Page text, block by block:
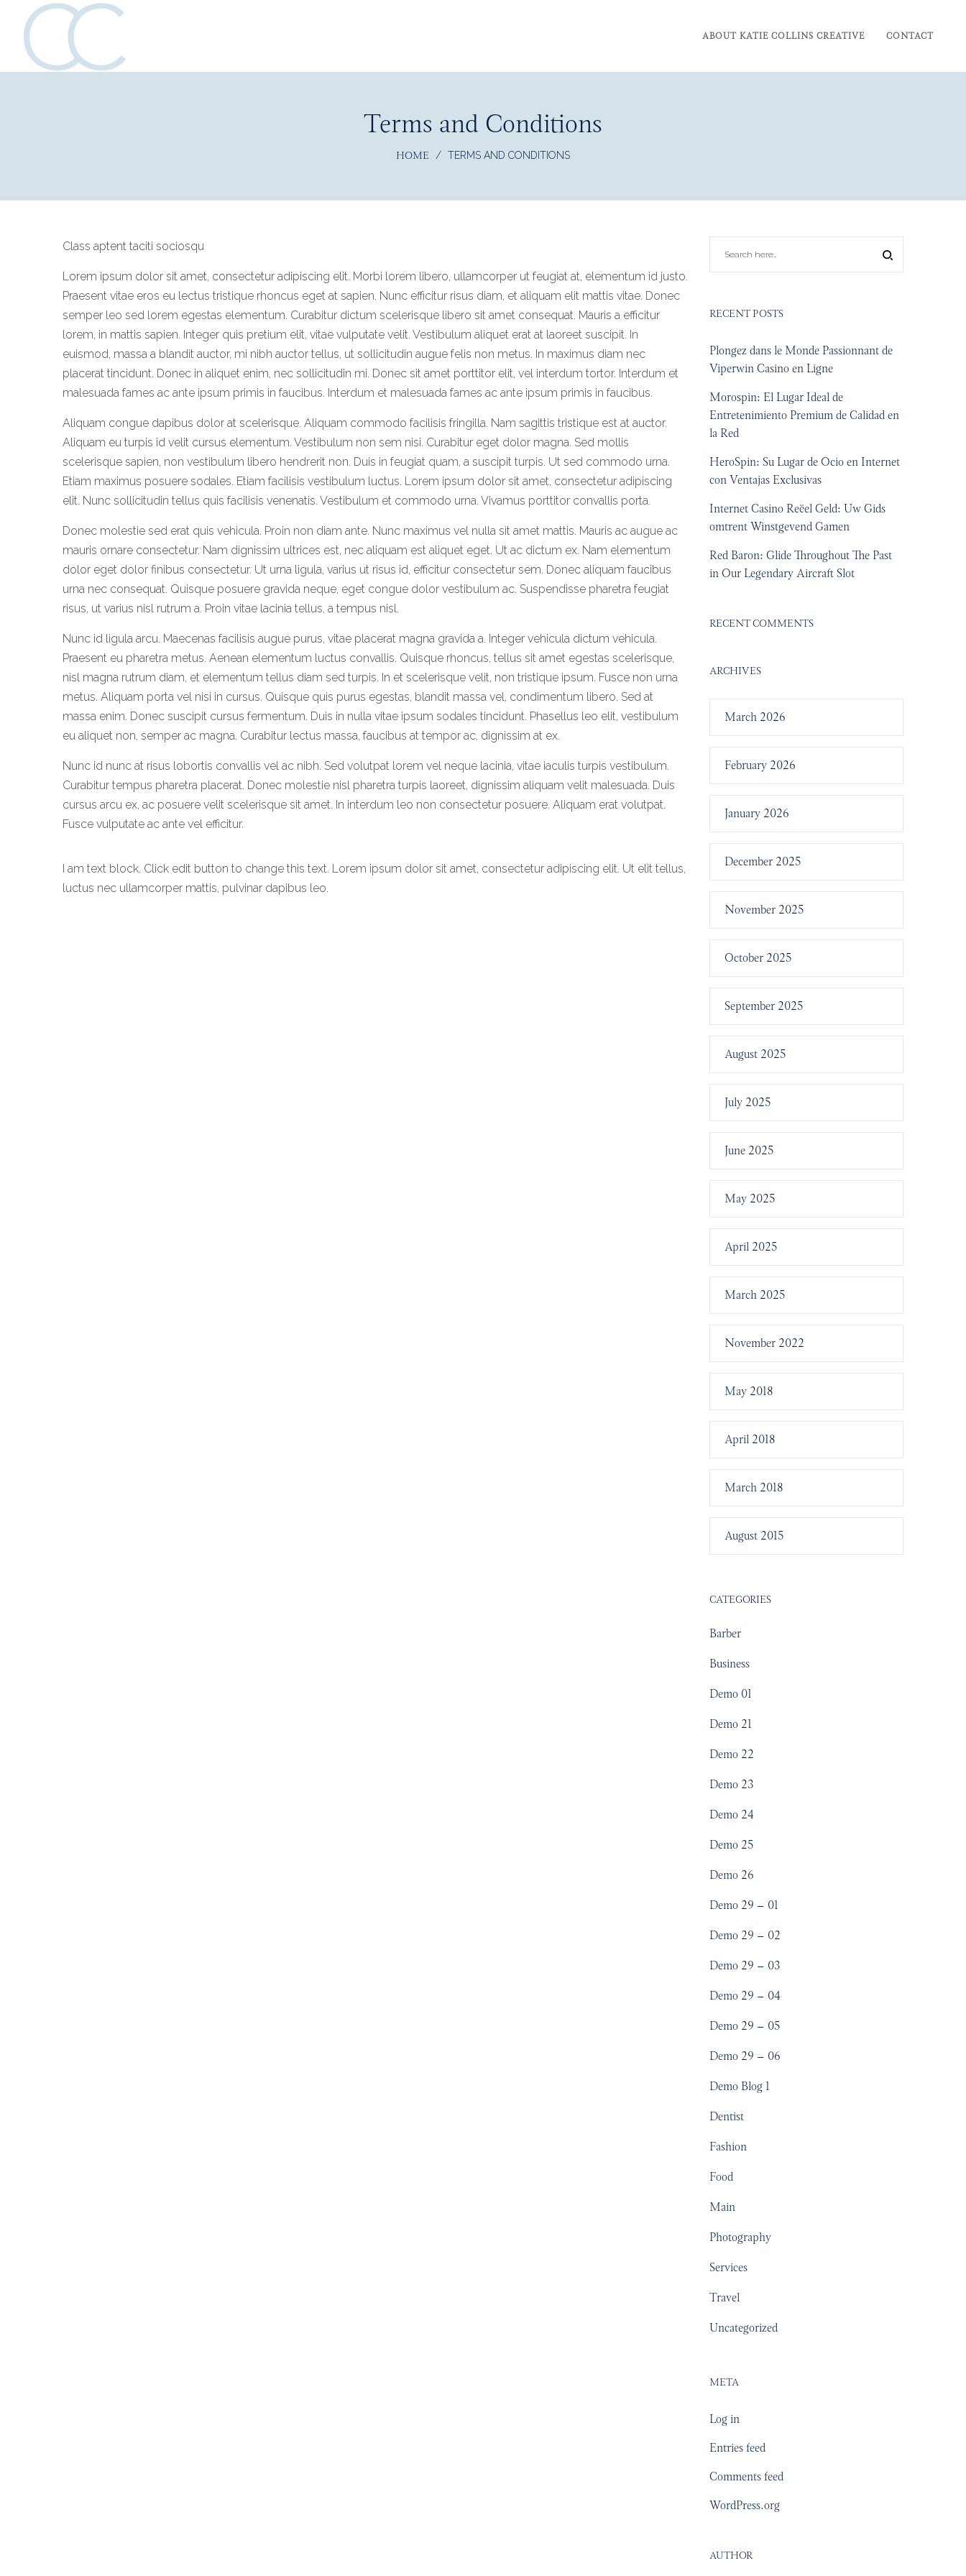
Katie
Katie ABOUT KATIE COLLINS CREATIVE CONTACT
Terms and Conditions
HOME / TERMS AND CONDITIONS
Class aptent taciti sociosqu
Lorem ipsum dolor sit amet, consectetur adipiscing elit. Morbi lorem libero, ullamcorper ut feugiat at, elementum id justo.
Praesent vitae eros eu lectus tristique rhoncus eget at sapien. Nunc efficitur risus diam, et aliquam elit mattis vitae. Donec
semper leo sed lorem egestas elementum. Curabitur dictum scelerisque libero sit amet consequat. Mauris a efficitur
lorem, in mattis sapien. Integer quis pretium elit, vitae vulputate velit. Vestibulum aliquet erat at laoreet suscipit. In
euismod, massa a blandit auctor, mi nibh auctor tellus, ut sollicitudin augue felis non metus. In maximus diam nec
placerat tincidunt. Donec in aliquet enim, nec sollicitudin mi. Donec sit amet porttitor elit, vel interdum tortor. Interdum et
malesuada fames ac ante ipsum primis in faucibus. Interdum et malesuada fames ac ante ipsum primis in faucibus.
Aliquam congue dapibus dolor at scelerisque. Aliquam commodo facilisis fringilla. Nam sagittis tristique est at auctor.
Aliquam eu turpis id velit cursus elementum. Vestibulum non sem nisi. Curabitur eget dolor magna. Sed mollis
scelerisque sapien, non vestibulum libero hendrerit non. Duis in feugiat quam, a suscipit turpis. Ut sed commodo urna.
Etiam maximus posuere sodales. Etiam facilisis vestibulum luctus. Lorem ipsum dolor sit amet, consectetur adipiscing
elit. Nunc sollicitudin tellus quis facilisis venenatis. Vestibulum et commodo urna. Vivamus porttitor convallis porta.
Donec molestie sed erat quis vehicula. Proin non diam ante. Nunc maximus vel nulla sit amet mattis. Mauris ac augue ac
mauris ornare consectetur. Nam dignissim ultrices est, nec aliquam est aliquet eget. Ut ac dictum ex. Nam elementum
dolor eget dolor finibus consectetur. Ut urna ligula, varius ut risus id, efficitur consectetur sem. Donec aliquam faucibus
urna nec consequat. Quisque posuere gravida neque, eget congue dolor vestibulum ac. Suspendisse pharetra feugiat
risus, ut varius nisl rutrum a. Proin vitae lacinia tellus, a tempus nisl.
Nunc id ligula arcu. Maecenas facilisis augue purus, vitae placerat magna gravida a. Integer vehicula dictum vehicula.
Praesent eu pharetra metus. Aenean elementum luctus convallis. Quisque rhoncus, tellus sit amet egestas scelerisque,
nisl magna rutrum diam, et elementum tellus diam sed turpis. In et scelerisque velit, non tristique ipsum. Fusce non urna
metus. Aliquam porta vel nisi in cursus. Quisque quis purus egestas, blandit massa vel, condimentum libero. Sed at
massa enim. Donec suscipit cursus fermentum. Duis in nulla vitae ipsum sodales tincidunt. Phasellus leo elit, vestibulum
eu aliquet non, semper ac magna. Curabitur lectus massa, faucibus at tempor ac, dignissim at ex.
Nunc id nunc at risus lobortis convallis vel ac nibh. Sed volutpat lorem vel neque lacinia, vitae iaculis turpis vestibulum.
Curabitur tempus pharetra placerat. Donec molestie nisl pharetra turpis laoreet, dignissim aliquam velit malesuada. Duis
cursus arcu ex, ac posuere velit scelerisque sit amet. In interdum leo non consectetur posuere. Aliquam erat volutpat.
Fusce vulputate ac ante vel efficitur.
I am text block. Click edit button to change this text. Lorem ipsum dolor sit amet, consectetur adipiscing elit. Ut elit tellus,
luctus nec ullamcorper mattis, pulvinar dapibus leo.
RECENT POSTS
Plongez dans le Monde Passionnant de
Viperwin Casino en Ligne
Morospin: El Lugar Ideal de
Entretenimiento Premium de Calidad en
la Red
HeroSpin: Su Lugar de Ocio en Internet
con Ventajas Exclusivas
Internet Casino Reëel Geld: Uw Gids
omtrent Winstgevend Gamen
Red Baron: Glide Throughout The Past
in Our Legendary Aircraft Slot
RECENT COMMENTS
ARCHIVES
March 2026
February 2026
January 2026
December 2025
November 2025
October 2025
September 2025
August 2025
July 2025
June 2025
May 2025
April 2025
March 2025
November 2022
May 2018
April 2018
March 2018
August 2015
CATEGORIES
Barber
Business
Demo 01
Demo 21
Demo 22
Demo 23
Demo 24
Demo 25
Demo 26
Demo 29 – 01
Demo 29 – 02
Demo 29 – 03
Demo 29 – 04
Demo 29 – 05
Demo 29 – 06
Demo Blog 1
Dentist
Fashion
Food
Main
Photography
Services
Travel
Uncategorized
META
Log in
Entries feed
Comments feed
WordPress.org
AUTHOR